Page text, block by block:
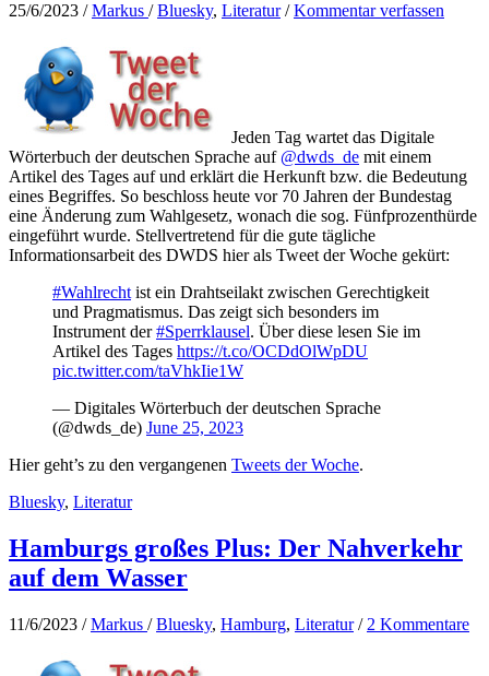
25/6/2023 /Markus /Bluesky, Literatur/Kommentar verfassen
Jeden Tag wartet das Digitale
Wörterbuch der deutschen Sprache auf @dwds_de mit einem
Artikel des Tages auf und erklärt die Herkunft bzw. die Bedeutung
eines Begriffes. So beschloss heute vor 70 Jahren der Bundestag
eine Änderung zum Wahlgesetz, wonach die sog. Fünfprozenthürde
eingeführt wurde. Stellvertretend für die gute tägliche
Informationsarbeit des DWDS hier als Tweet der Woche gekürt:
#Wahlrecht ist ein Drahtseilakt zwischen Gerechtigkeit
und Pragmatismus. Das zeigt sich besonders im
Instrument der#Sperrklausel. Über diese lesen Sie im
Artikel des Tages https://t.co/OCDdOlWpDU
pic.twitter.com/taVhkIie1W
— Digitales Wörterbuch der deutschen Sprache
(@dwds_de) June 25, 2023
Hier geht’s zu den vergangenen Tweets der Woche.
Bluesky, Literatur
Hamburgs großes Plus: Der Nahverkehr
auf dem Wasser
11/6/2023 /Markus /Bluesky, Hamburg, Literatur/ 2 Kommentare